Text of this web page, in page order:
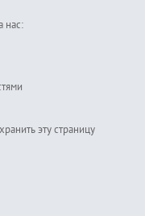
нас:
эту страницу